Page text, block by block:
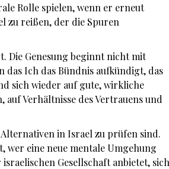
Rolle spielen, wenn er erneut
zu reißen, der die Spuren
Die Genesung beginnt nicht mit
Ich das Bündnis aufkündigt, das
sich wieder auf gute, wirkliche
Verhältnisse des Vertrauens und
in Israel zu prüfen sind.
eine neue mentale Umgehung
Gesellschaft anbietet, sich